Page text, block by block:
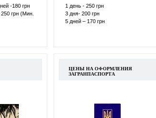
-180 грн
грн (Мин.
1 день - 250 грн
3 дня- 200 грн
5 дней – 170 грн
ЦЕНЫ НА ОФОРМЛЕНИЯ
ЗАГРАНПАСПОРТА